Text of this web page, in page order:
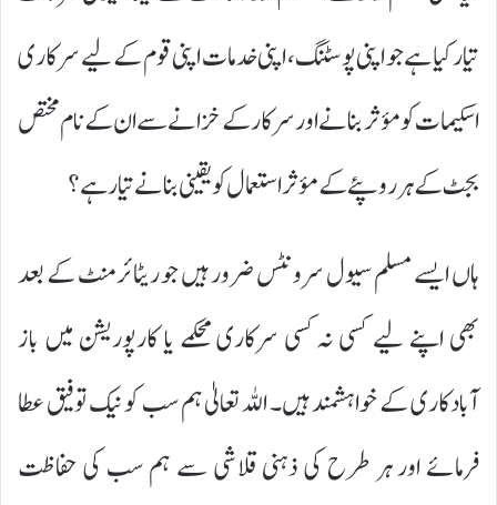
تیار کیا ہے جو اپنی پوسٹنگ، اپنی خدمات اپنی قوم کے لیے سرکاری
اسکیمات کو مؤثر بنانے اور سرکار کے خزانے سے ان کے نام مختص
بجٹ کے ہر روپئے کے مؤثر استعمال کو یقینی بنانے تیار ہے؟
ہاں ایسے مسلم سیول سرونٹس ضرور ہیں جو ریٹائرمنٹ کے بعد
بھی اپنے لیے کسی نہ کسی سرکاری محکمے یا کارپوریشن میں باز
آبادکاری کے خواہشمند ہیں۔ اللہ تعالیٰ ہم سب کو نیک توفیق عطا
فرمائے اور ہر طرح کی ذہنی قلاشی سے ہم سب کی حفاظت